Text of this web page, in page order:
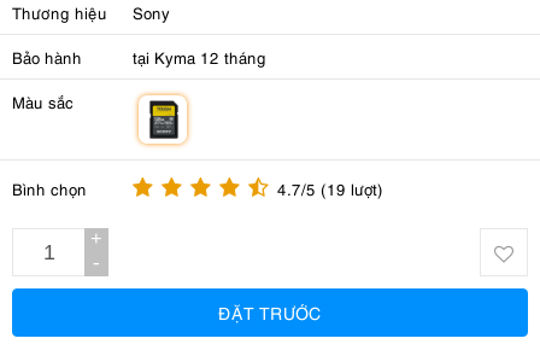
Thương hiệu Sony
Bảo hành tại Kyma 12 tháng
Màu sắc
Bình chọn 4.7/5 (19 lượt)
+
-
ĐẶT TRƯỚC